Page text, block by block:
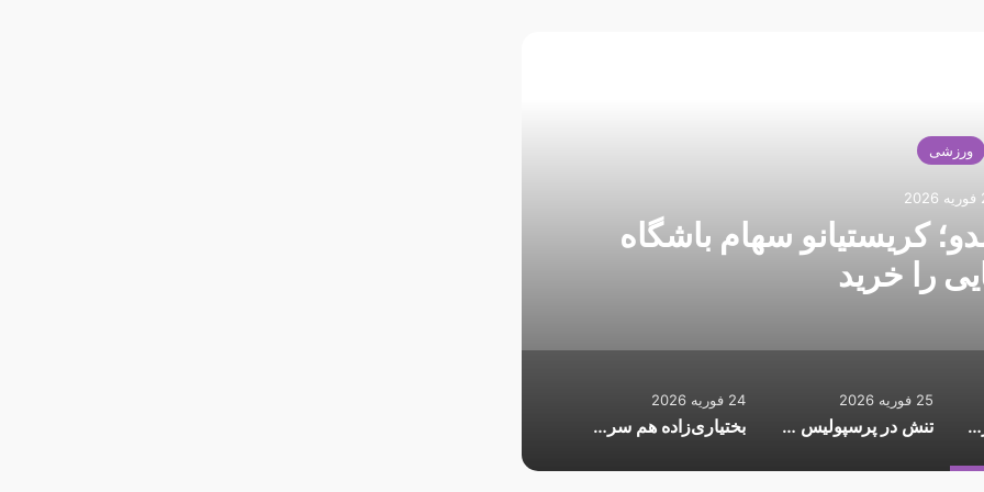
ورزشی
کریستیانو سهام باشگاه
را خرید
غافلگیری به سبک رونالدو؛ کریستیانو سهام باشگاه اسپانیایی را خرید
25 فوریه 2026
تنش در پرسپولیس ادامه دارد؛ اوسمار کوتاه نمی‌آید
24 فوریه 2026
بختیاری‌زاده هم سرمربی موقت است؟/ وعده مدیران باشگاه به سهراب